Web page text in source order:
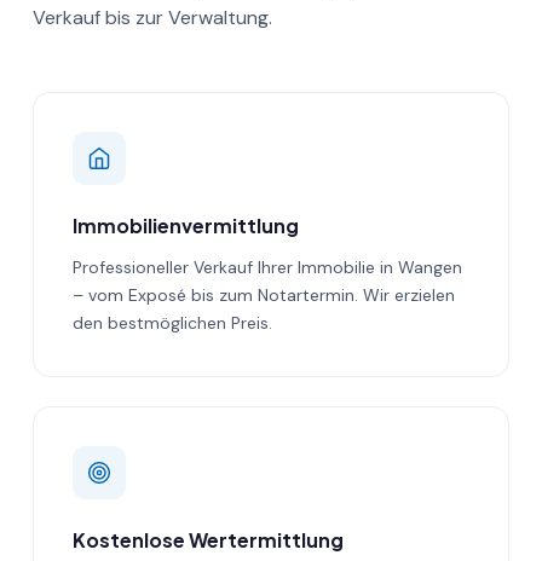
Verkauf bis zur Verwaltung.
Immobilienvermittlung
Professioneller Verkauf Ihrer Immobilie in Wangen
– vom Exposé bis zum Notartermin. Wir erzielen
den bestmöglichen Preis.
Kostenlose Wertermittlung